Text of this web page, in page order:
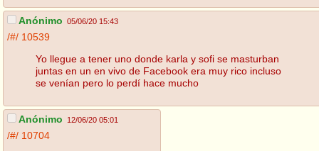
Anónimo 05/06/20 15:43
/#/ 10539
Yo llegue a tener uno donde karla y sofi se masturban
juntas en un en vivo de Facebook era muy rico incluso
se venían pero lo perdí hace mucho
Anónimo 12/06/20 05:01
/#/ 10704